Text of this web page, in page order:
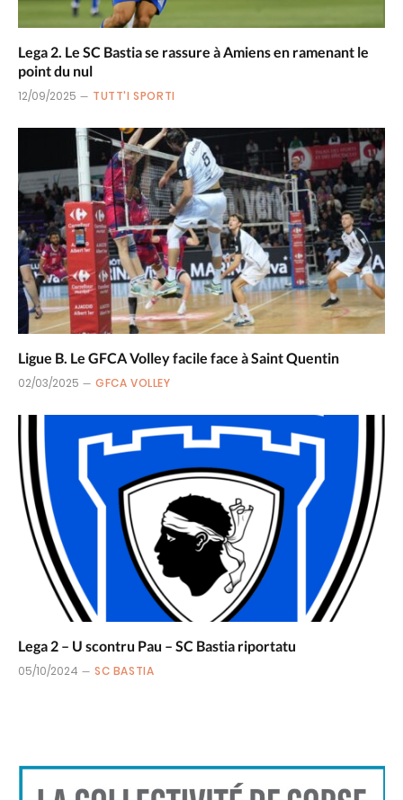
Lega 2. Le SC Bastia se rassure à Amiens en ramenant le
point du nul
12/09/2025 TUTT'I SPORTI
Ligue B. Le GFCA Volley facile face à Saint Quentin
02/03/2025 GFCA VOLLEY
Lega 2 – U scontru Pau – SC Bastia riportatu
05/10/2024 SC BASTIA